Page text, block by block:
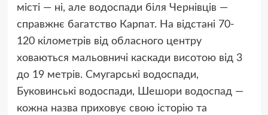
місті — ні, але водоспади біля Чернівців —
справжнє багатство Карпат. На відстані 70-
120 кілометрів від обласного центру
ховаються мальовничі каскади висотою від 3
до 19 метрів. Смугарські водоспади,
Буковинські водоспади, Шешори водоспад —
кожна назва приховує свою історію та